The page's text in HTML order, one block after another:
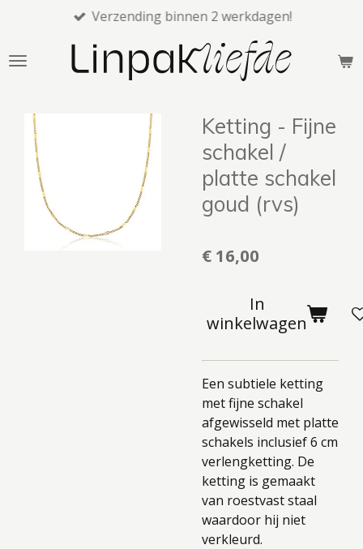
naar
Verzending binnen 2 werkdagen!
Ketting - Fijne
schakel /
platte schakel
goud (rvs)
€ 16,00
In
winkelwagen
Een subtiele ketting
met fijne schakel
afgewisseld met platte
schakels inclusief 6 cm
verlengketting. De
ketting is gemaakt
van roestvast staal
waardoor hij niet
verkleurd.